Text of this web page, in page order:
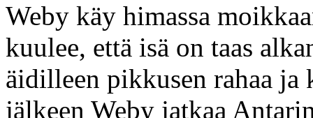
Weby käy himassa
kuulee, että isä on taas
äidilleen pikkusen rahaa ja
jälkeen Weby jatkaa